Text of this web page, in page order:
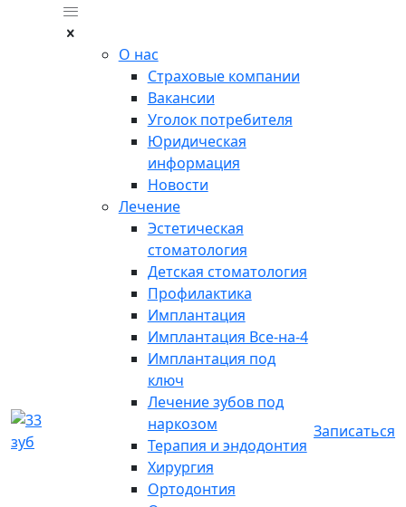
О нас
Страховые компании
Вакансии
Уголок потребителя
Юридическая
информация
Новости
Лечение
Эстетическая
стоматология
Детская стоматология
Профилактика
Имплантация
Имплантация Все-на-4
Имплантация под
ключ
Лечение зубов под
наркозом
Терапия и эндодонтия
Хирургия
Ортодонтия
Записаться